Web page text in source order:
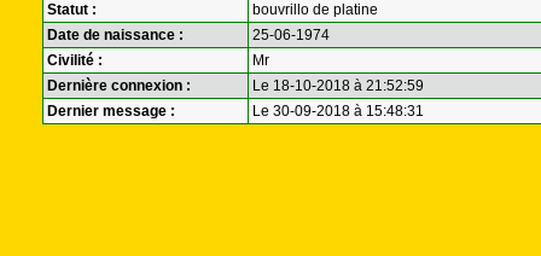
Statut :
bouvrillo de platine
Date de naissance :
25-06-1974
Civilité :
Mr
Dernière connexion :
Le 18-10-2018 à 21:52:59
Dernier message :
Le 30-09-2018 à 15:48:31